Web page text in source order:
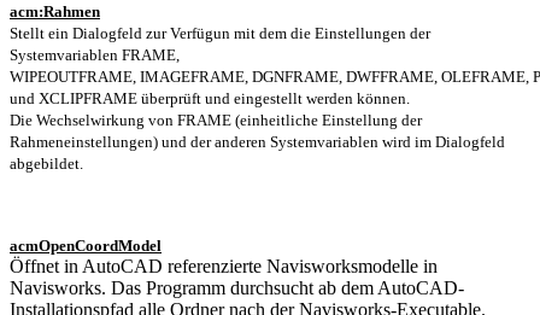
acm:Rahmen
Stellt ein Dialogfeld zur Verfügun mit dem die Einstellungen der
Systemvariablen FRAME,
WIPEOUTFRAME, IMAGEFRAME, DGNFRAME, DWFFRAME, OLEFRAME,
und XCLIPFRAME überprüft und eingestellt werden können.
Die Wechselwirkung von FRAME (einheitliche Einstellung der
Rahmeneinstellungen) und der anderen Systemvariablen wird im Dialogfeld
abgebildet.
acmOpenCoordModel
Öffnet in AutoCAD referenzierte Navisworksmodelle in
Navisworks. Das Programm durchsucht ab dem AutoCAD-
Installationspfad alle Ordner nach der Navisworks-Executable.